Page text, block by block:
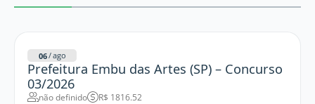
06/ago
Prefeitura Embu das Artes (SP) – Concurso
03/2026
não definido R$ 1816.52